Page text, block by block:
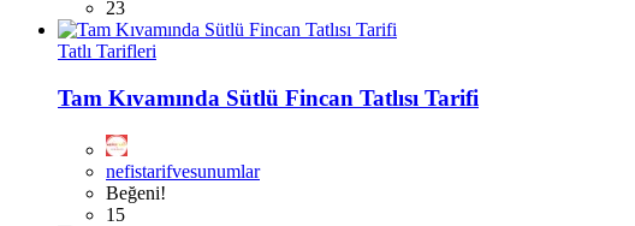
23
Tatlı Tarifleri
Tam Kıvamında Sütlü Fincan Tatlısı Tarifi
nefistarifvesunumlar
Beğeni!
15